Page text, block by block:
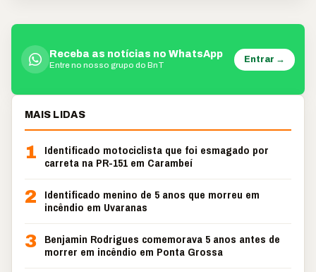
Receba as notícias no WhatsApp
Entre no nosso grupo do BnT
Entrar →
MAIS LIDAS
1
Identificado motociclista que foi esmagado por
carreta na PR-151 em Carambeí
2
Identificado menino de 5 anos que morreu em
incêndio em Uvaranas
3 Benjamin Rodrigues comemorava 5 anos antes de
morrer em incêndio em Ponta Grossa